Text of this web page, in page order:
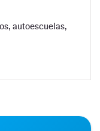
autoescuelas,